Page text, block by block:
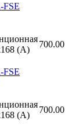
FSE
(A)
700.00
FSE
(A)
700.00